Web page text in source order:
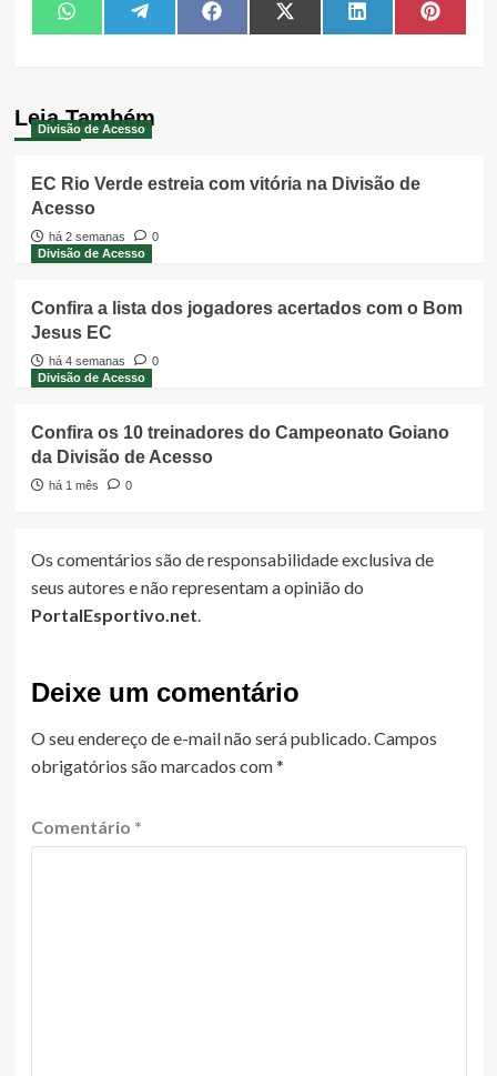
Share
on
WhatsAppShare
on
TelegramShare
on
FacebookShare
on
X
(Twitter)
Share
on
LinkedIn Share
on
Leia Também
Divisão de Acesso
EC Rio Verde estreia com vitória na Divisão de
Acesso
há 2 semanas
0
Divisão de Acesso
Confira a lista dos jogadores acertados com o Bom
Jesus EC
há 4 semanas
0
Divisão de Acesso
Confira os 10 treinadores do Campeonato Goiano
da Divisão de Acesso
há 1 mês 0
Os comentários são de responsabilidade exclusiva de
seus autores e não representam a opinião do
PortalEsportivo.net.
Deixe um comentário
O seu endereço de e-mail não será publicado.Campos
obrigatórios são marcados com*
Comentário *